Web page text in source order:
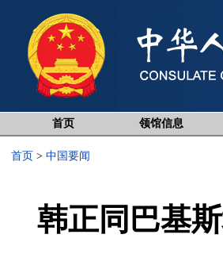
首页 领馆信息
首页 > 中国要闻
韩正同巴基